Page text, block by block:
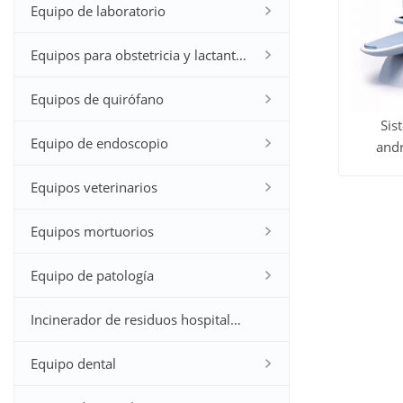
Equipo de laboratorio
Equipos para obstetricia y lactantes
Equipos de quirófano
Equipo de endoscopio
Equipos veterinarios
Equipos mortuorios
Equipo de patología
Incinerador de residuos hospitalarios
Equipo dental